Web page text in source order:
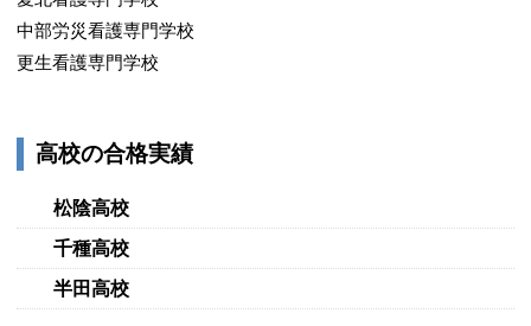
中部労災看護専門学校
更生看護専門学校
高校の合格実績
松陰高校
千種高校
半田高校